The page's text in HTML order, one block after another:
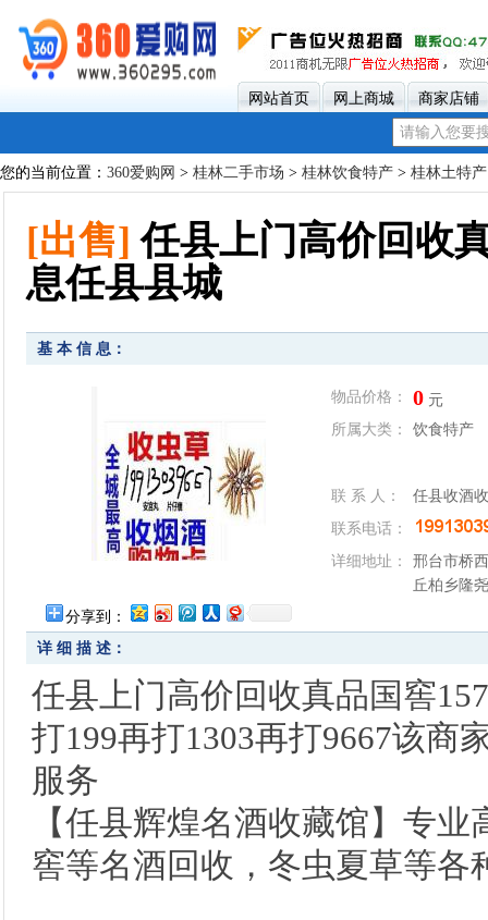
网站首页 网上商城 商家店铺
您的当前位置： 360爱购网 > 桂林二手市场 > 桂林饮食特产 > 桂林土特产
[出售] 任县上门高价回收
息任县县城
基 本 信 息：
分享到：
物品价格： 0元
所属大类：
饮食特产
联 系 人：
任县收酒
联系电话：
详细地址：
邢台市桥
丘柏乡隆
详 细 描 述：
任县上门高价回收真品国窖
打199再打1303再打9667该商
服务
【任县辉煌名酒收藏馆】专
窖等名酒回收，冬虫夏草等各